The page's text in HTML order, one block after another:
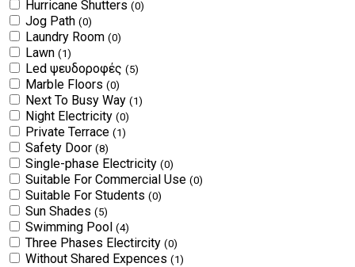
Hurricane Shutters (0)
Jog Path (0)
Laundry Room (0)
Lawn (1)
Led ψευδοροφές (5)
Marble Floors (0)
Next To Busy Way (1)
Night Electricity (0)
Private Terrace (1)
Safety Door (8)
Single-phase Electricity (0)
Suitable For Commercial Use (0)
Suitable For Students (0)
Sun Shades (5)
Swimming Pool (4)
Three Phases Electircity (0)
Without Shared Expences (1)